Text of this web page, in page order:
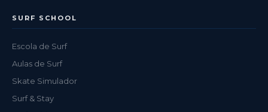
SURF SCHOOL
Escola de Surf
Aulas de Surf
Skate Simulador
Surf & Stay